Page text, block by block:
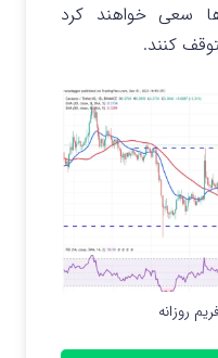
سعی خواهند کرد
کنند.
روزانه